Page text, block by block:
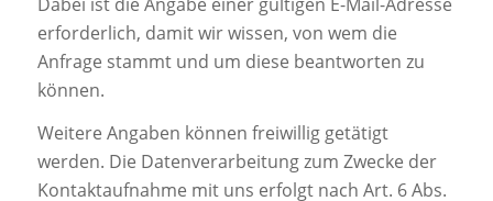
erforderlich, damit wir wissen, von wem die
Anfrage stammt und um diese beantworten zu
können.
Weitere Angaben können freiwillig getätigt
werden. Die Datenverarbeitung zum Zwecke der
Kontaktaufnahme mit uns erfolgt nach Art. 6 Abs.